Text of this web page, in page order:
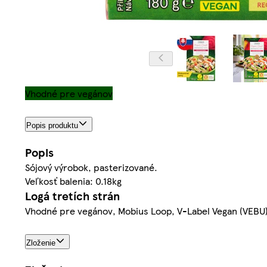
Vhodné pre vegánov
Popis produktu
Popis
Sójový výrobok, pasterizované.
Veľkosť balenia: 0.18kg
Logá tretích strán
Vhodné pre vegánov, Mobius Loop, V-Label Vegan
Zloženie